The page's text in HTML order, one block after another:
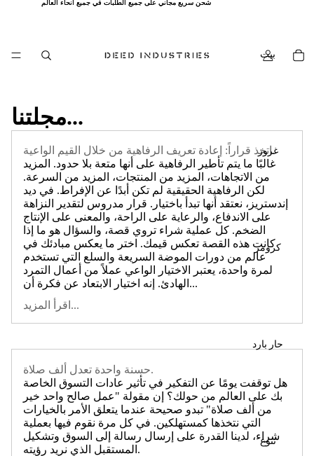
شحن سريع مجاني على جميع الطلبات في جميع أنحاء العالم
شحن سريع مجاني على جميع الطلبات في جميع أنحاء العالم
بيت
غرور
كرومز
حار بارد
تنوع
مجلتنا...
اتخذ قراراً: إعادة تعريف الرفاهية من خلال القيم الواعية.
غالبًا ما يتم تأطير الرفاهية على أنها متعة بلا حدود. المزيد
من الاتجاهات، المزيد من المنتجات، المزيد من السرعة.
لكن الرفاهية الحقيقية لم تكن أبدًا عن الإفراط. في ديد
إندستريز، نعتقد أنها تبدأ باختيار. قرار مدروس لتقدير النزاهة
على الاندفاع، والرعاية على الراحة، والمعنى على الإنتاج
الضخم. كل عملية شراء تروي قصة، والسؤال هو ما إذا
كانت هذه القصة تعكس قيمك. اختر ما يعكس مبادئك في
عالم من دورات الموضة السريعة والسلع التي تستخدم
لمرة واحدة، يعتبر الاختيار الواعي عملاً من أعمال التمرد
الهادئ. إنه اختيار الابتعاد عن فكرة أن...
اقرأ المزيد...
حسنة واحدة تعدل ألف صلاة.
هل توقفت يومًا عن التفكير في تأثير عادات التسوق الخاصة
بك على العالم من حولك؟ إن مقولة "عمل صالح واحد خير
من ألف صلاة" تبدو صحيحة عندما يتعلق الأمر بالخيارات
التي نتخذها كمستهلكين. في كل مرة نقوم فيها بعملية
شراء، لدينا القدرة على إرسال رسالة إلى السوق وتشكيل
المستقبل الذي نريد رؤيته.